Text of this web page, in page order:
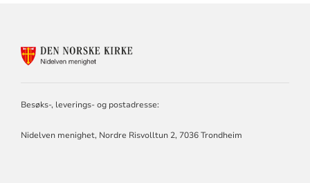
Besøks-, leverings- og postadresse:
Nidelven menighet, Nordre Risvolltun 2, 7036 Trondheim